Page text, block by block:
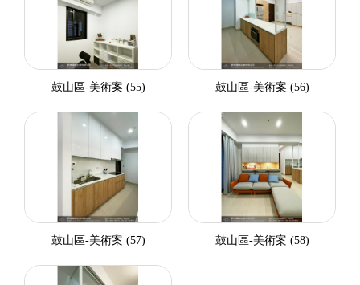
鼓山區-美術案 (55) 鼓山區-美術案 (56)
鼓山區-美術案 (57) 鼓山區-美術案 (58)